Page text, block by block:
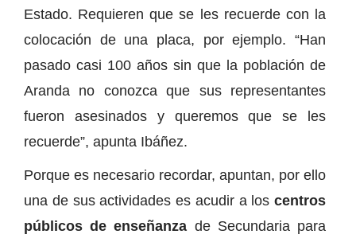
Estado. Requieren que se les recuerde con la
colocación de una placa, por ejemplo. “Han
pasado casi 100 años sin que la población de
Aranda no conozca que sus representantes
fueron asesinados y queremos que se les
recuerde”, apunta Ibáñez.
Porque es necesario recordar, apuntan, por ello
una de sus actividades es acudir a los centros
públicos de enseñanza de Secundaria para